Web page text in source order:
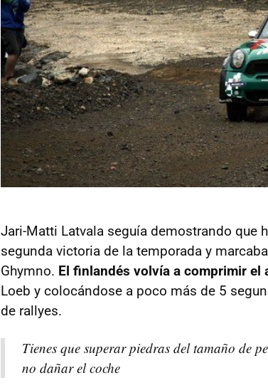
Jari-Matti Latvala seguía demostrando que
segunda victoria de la temporada y
Ghymno. El finlandés volvía a comprimir el
Loeb y colocándose a poco más de 5
de rallyes.
Tienes que superar piedras del tamaño de
no dañar el coche